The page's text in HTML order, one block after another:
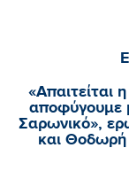
«Απαιτείται
αποφύγουμε
Σαρωνικό»,
και